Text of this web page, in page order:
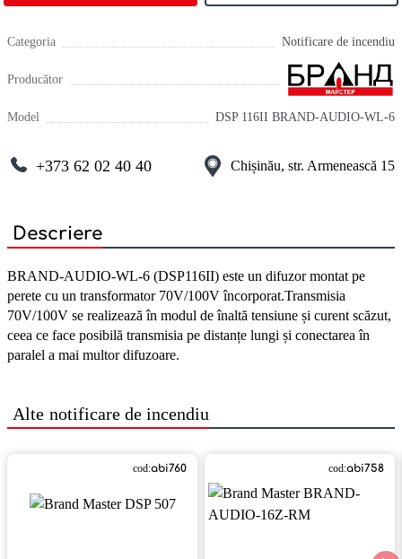
Categoria Notificare de incendiu
Producător
Model DSP 116II BRAND-AUDIO-WL-6
+373 62 02 40 40 Chișinău, str. Armenească 15
Descriere
BRAND-AUDIO-WL-6 (DSP116II) este un difuzor montat pe
perete cu un transformator 70V/100V încorporat.Transmisia
70V/100V se realizează în modul de înaltă tensiune și curent scăzut,
ceea ce face posibilă transmisia pe distanțe lungi și conectarea în
paralel a mai multor difuzoare.
Alte notificare de incendiu
cod:abi760 cod:abi758